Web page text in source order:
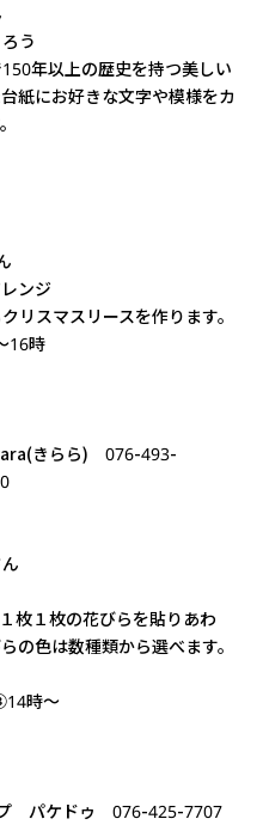
う
年以上の歴史を持つ美しい
紙にお好きな文字や模様をカ
ンジ
リスマスリースを作ります。
16時
きらら) 076-493-
枚１枚の花びらを貼りあわ
の色は数種類から選べます。
時～
プ パケドゥ 076-425-7707